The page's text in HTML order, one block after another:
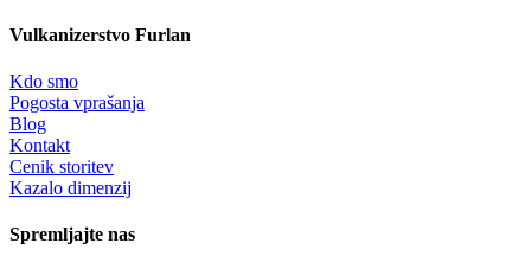
Vulkanizerstvo Furlan
Kdo smo
Pogosta vprašanja
Blog
Kontakt
Cenik storitev
Kazalo dimenzij
Spremljajte nas